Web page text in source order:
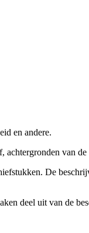
en andere.
van
De
deel uit van de